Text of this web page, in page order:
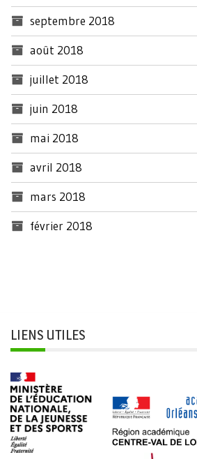
septembre 2018
août 2018
juillet 2018
juin 2018
mai 2018
avril 2018
mars 2018
février 2018
LIENS UTILES